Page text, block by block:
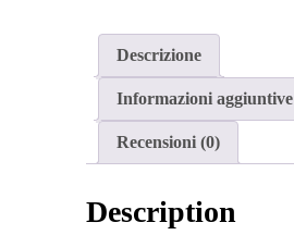
Descrizione
Informazioni aggiuntive
Recensioni (0)
Description